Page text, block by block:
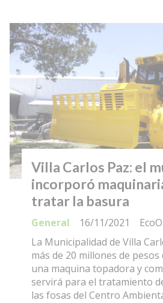
Villa Carlos Paz: el
incorporó
tratar la basura
General
16/11/2021
La Municipalidad de Villa
más de 20 millones de
una maquina topadora y
servirá para el tratamiento
las fosas del Centro